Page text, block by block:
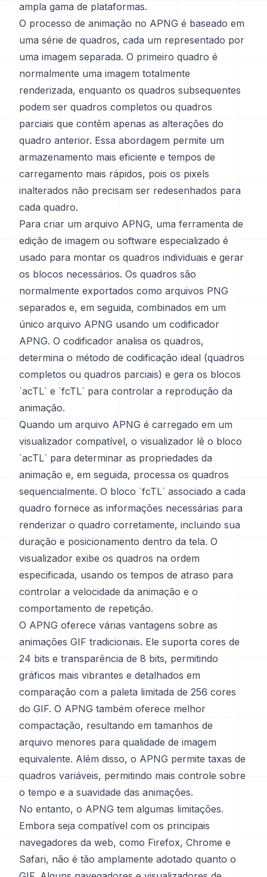
ampla gama de plataformas.
O processo de animação no APNG é baseado em
uma série de quadros, cada um representado por
uma imagem separada. O primeiro quadro é
normalmente uma imagem totalmente
renderizada, enquanto os quadros subsequentes
podem ser quadros completos ou quadros
parciais que contêm apenas as alterações do
quadro anterior. Essa abordagem permite um
armazenamento mais eficiente e tempos de
carregamento mais rápidos, pois os pixels
inalterados não precisam ser redesenhados para
cada quadro.
Para criar um arquivo APNG, uma ferramenta de
edição de imagem ou software especializado é
usado para montar os quadros individuais e gerar
os blocos necessários. Os quadros são
normalmente exportados como arquivos PNG
separados e, em seguida, combinados em um
único arquivo APNG usando um codificador
APNG. O codificador analisa os quadros,
determina o método de codificação ideal (quadros
completos ou quadros parciais) e gera os blocos
`acTL` e `fcTL` para controlar a reprodução da
animação.
Quando um arquivo APNG é carregado em um
visualizador compatível, o visualizador lê o bloco
`acTL` para determinar as propriedades da
animação e, em seguida, processa os quadros
sequencialmente. O bloco `fcTL` associado a cada
quadro fornece as informações necessárias para
renderizar o quadro corretamente, incluindo sua
duração e posicionamento dentro da tela. O
visualizador exibe os quadros na ordem
especificada, usando os tempos de atraso para
controlar a velocidade da animação e o
comportamento de repetição.
O APNG oferece várias vantagens sobre as
animações GIF tradicionais. Ele suporta cores de
24 bits e transparência de 8 bits, permitindo
gráficos mais vibrantes e detalhados em
comparação com a paleta limitada de 256 cores
do GIF. O APNG também oferece melhor
compactação, resultando em tamanhos de
arquivo menores para qualidade de imagem
equivalente. Além disso, o APNG permite taxas de
quadros variáveis, permitindo mais controle sobre
o tempo e a suavidade das animações.
No entanto, o APNG tem algumas limitações.
Embora seja compatível com os principais
navegadores da web, como Firefox, Chrome e
Safari, não é tão amplamente adotado quanto o